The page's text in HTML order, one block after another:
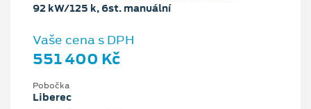
92 kW/125 k, 6st. manuální
Vaše cena s DPH
551 400 Kč
Pobočka
Liberec